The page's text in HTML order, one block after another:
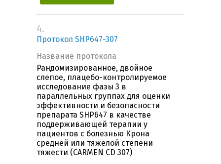
4.
Протокол SHP647-307
Название протокола
Рандомизированное, двойное
слепое, плацебо-контролируемое
исследование фазы 3 в
параллельных группах для оценки
эффективности и безопасности
препарата SHP647 в качестве
поддерживающей терапии у
пациентов с болезнью Крона
средней или тяжелой степени
тяжести (CARMEN CD 307)